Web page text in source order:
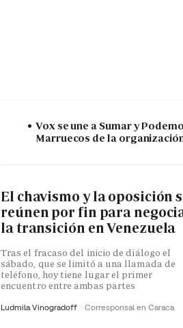
Vox se une a Sumar y
Marruecos de la
El chavismo y la oposición
reúnen por fin para
la transición en Venezuela
Tras el fracaso del inicio de diálogo el
sábado, que se limitó a una llamada de
teléfono, hoy tiene lugar el primer
encuentro entre ambas partes
Ludmila Vinogradoff Corresponsal en Caraca